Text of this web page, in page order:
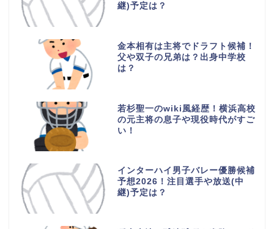
継)予定は？
金本相有は主将でドラフト候補！
父や双子の兄弟は？出身中学校
は？
若杉聖一のwiki風経歴！横浜高校
の元主将の息子や現役時代がすご
い！
インターハイ男子バレー優勝候補
予想2026！注目選手や放送(中
継)予定は？